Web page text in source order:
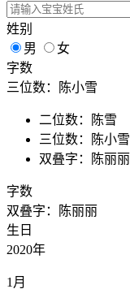
姓别
男
女
字数
三位数：陈小雪
二位数：陈雪
三位数：陈小雪
双叠字：陈丽丽
字数
双叠字：陈丽丽
生日
2020年
1月